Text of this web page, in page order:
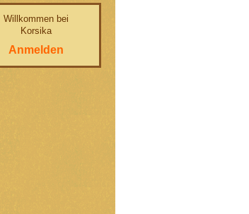
Willkommen bei
Korsika
Anmelden